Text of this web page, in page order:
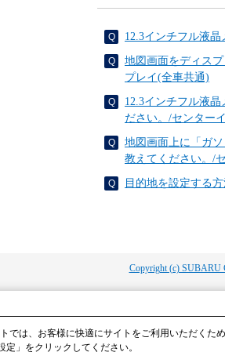
12.3インチフル液
地図画面をディス
プレイ(全車共通)
12.3インチフル液
ださい。/センター
地図画面上に「ガ
教えてください。/
目的地を設定する
Copyright (c) SUBARU
では、お客様に快適にサイトをご利用いただく
定」をクリックしてください。​